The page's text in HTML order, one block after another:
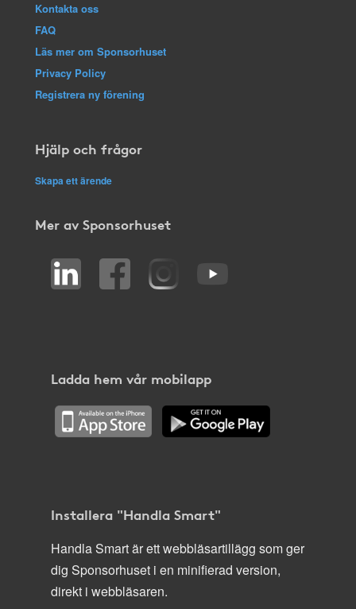
Kontakta oss
FAQ
Läs mer om Sponsorhuset
Privacy Policy
Registrera ny förening
Hjälp och frågor
Skapa ett ärende
Mer av Sponsorhuset
Ladda hem vår mobilapp
Installera "Handla Smart"
Handla Smart är ett webbläsartillägg som ger
dig Sponsorhuset i en minifierad version,
direkt i webbläsaren.